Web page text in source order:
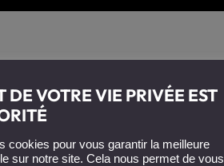
DE VOTRE VIE PRIVÉE EST
cookies pour vous garantir la meilleure
sur notre site. Cela nous permet de vous